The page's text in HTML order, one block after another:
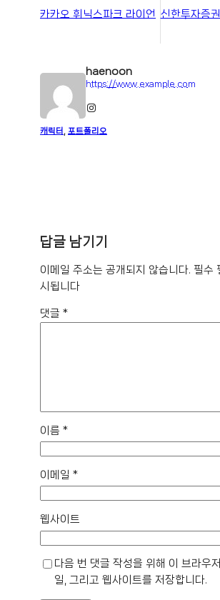
카카오 휘닉스파크 라이언 신한투자증
haenoon
https://www.example.com
Instagram
캐릭터 , 포트폴리오
답글 남기기
이메일 주소는 공개되지 않습니다. 필수
시됩니다
댓글 *
이름 *
이메일 *
웹사이트
다음 번 댓글 작성을 위해 이 브라우
일, 그리고 웹사이트를 저장합니다.